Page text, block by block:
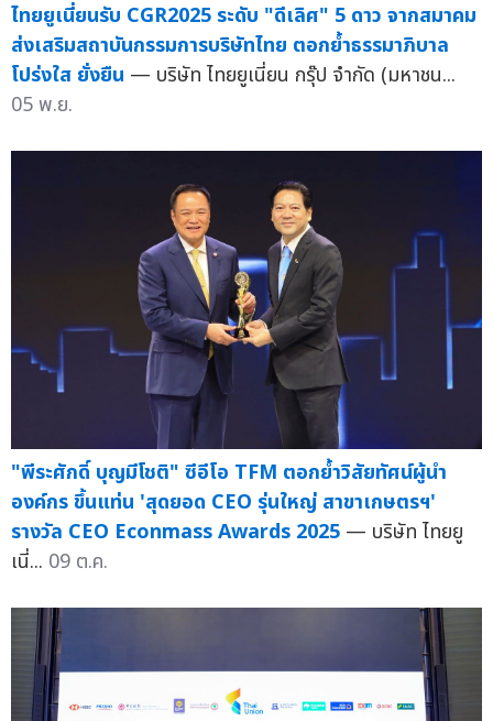
ไทยยูเนี่ยนรับ CGR2025 ระดับ "ดีเลิศ" 5 ดาว จากสมาคม
ส่งเสริมสถาบันกรรมการบริษัทไทย ตอกย้ำธรรมาภิบาล
โปร่งใส ยั่งยืน — บริษัท ไทยยูเนี่ยน กรุ๊ป จำกัด (มหาชน...
05 พ.ย.
"พีระศักดิ์ บุญมีโชติ" ซีอีโอ TFM ตอกย้ำวิสัยทัศน์ผู้นำ
องค์กร ขึ้นแท่น 'สุดยอด CEO รุ่นใหญ่ สาขาเกษตรฯ'
รางวัล CEO Econmass Awards 2025 — บริษัท ไทยยู
เนี่... 09 ต.ค.